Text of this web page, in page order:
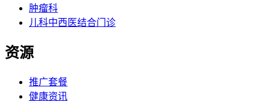
肿瘤科
儿科中西医结合门诊
资源
推广套餐
健康资讯